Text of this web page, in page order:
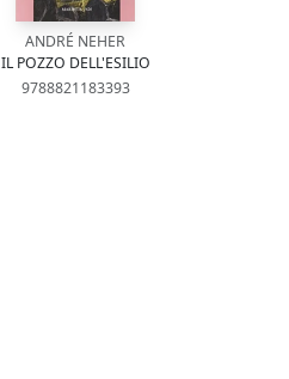
ANDRÉ NEHER
IL POZZO DELL'ESILIO
9788821183393